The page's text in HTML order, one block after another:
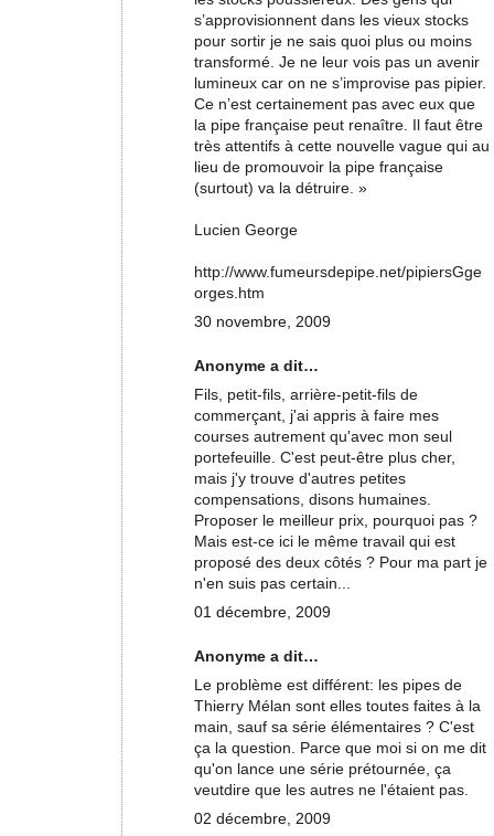
s’approvisionnent dans les vieux stocks
pour sortir je ne sais quoi plus ou moins
transformé. Je ne leur vois pas un avenir
lumineux car on ne s’improvise pas pipier.
Ce n’est certainement pas avec eux que
la pipe française peut renaître. Il faut être
très attentifs à cette nouvelle vague qui au
lieu de promouvoir la pipe française
(surtout) va la détruire. »
Lucien George
http://www.fumeursdepipe.net/pipiersGge
orges.htm
30 novembre, 2009
Anonyme a dit…
Fils, petit-fils, arrière-petit-fils de
commerçant, j'ai appris à faire mes
courses autrement qu'avec mon seul
portefeuille. C'est peut-être plus cher,
mais j'y trouve d'autres petites
compensations, disons humaines.
Proposer le meilleur prix, pourquoi pas ?
Mais est-ce ici le même travail qui est
proposé des deux côtés ? Pour ma part je
n'en suis pas certain...
01 décembre, 2009
Anonyme a dit…
Le problème est différent: les pipes de
Thierry Mélan sont elles toutes faites à la
main, sauf sa série élémentaires ? C'est
ça la question. Parce que moi si on me dit
qu'on lance une série prétournée, ça
veutdire que les autres ne l'étaient pas.
02 décembre, 2009